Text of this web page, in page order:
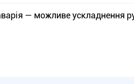
— можливе ускладнення